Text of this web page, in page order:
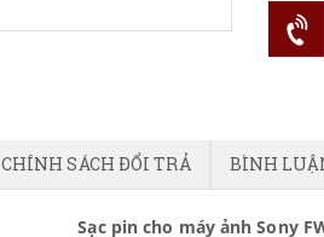
CHÍNH SÁCH ĐỔI TRẢ BÌNH
Sạc pin cho máy ảnh Sony